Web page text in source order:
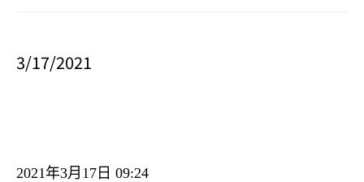
3/17/2021
2021年3月 17 日 09:24